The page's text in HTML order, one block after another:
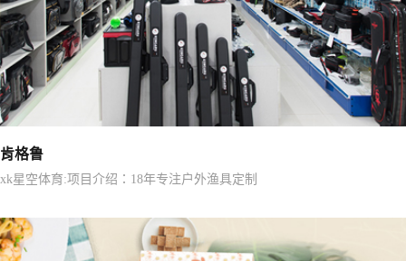
肯格鲁
xk星空体育:项目介绍：18年专注户外渔具定制